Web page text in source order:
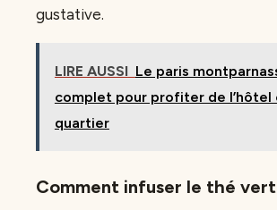
gustative.
LIRE AUSSI Le paris
complet pour profiter de l’hôtel
quartier
Comment infuser le thé vert